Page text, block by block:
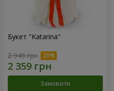
Букет "Katarina"
2 949 грн
Замовити